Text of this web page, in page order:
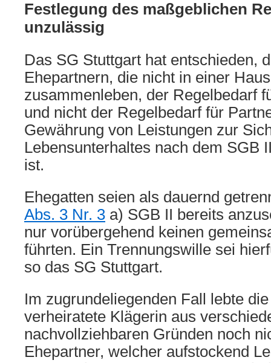
Festlegung des maßgeblichen
unzulässig
Das SG Stuttgart hat entschieden,
Ehepartnern, die nicht in einer
zusammenleben, der Regelbedarf
und nicht der Regelbedarf für
Gewährung von Leistungen zur
Lebensunterhaltes nach dem SGB
ist.
Ehegatten seien als dauernd
Abs. 3 Nr. 3 a) SGB II bereits
nur vorübergehend keinen
führten. Ein Trennungswille sei
so das SG Stuttgart.
Im zugrundeliegenden Fall lebte
verheiratete Klägerin aus
nachvollziehbaren Gründen noch
Ehepartner, welcher aufstockend